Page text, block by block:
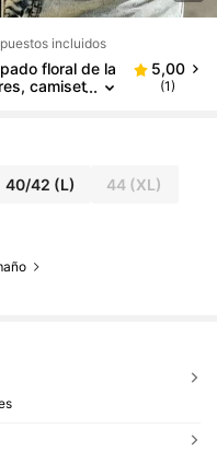
incluidos
floral de la
camiset
5,00
(1)
40/42 (L) 44 (XL)